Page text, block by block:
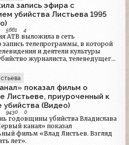
запись эфира с
убийства Листьева 1995
5661 4
АТВ выложила в сеть
запись телепрограммы, в которой
и деятели культуры
журналиста, телеведущего
2 марта 1995 года, на
после убийства Листьева.По
новостей 20 лет назад: Владислав
в сети можно было найти
с хронометражом около
версии содержатся кадры
Листьевым, не
эфире.Обсуждение убийства
(1 канал Останкино,
теме: Выпуски новостей 20 лет
показал фильм о
Листьеве, приуроченный к
убийства (Видео)
9430 0
годовщины убийства Владислава
канал» показал
фильм «Влад Листьев. Взгляд
лет».